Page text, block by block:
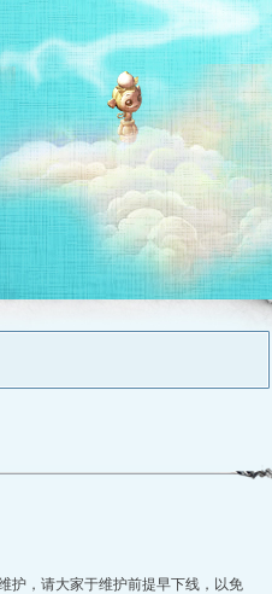
护，请大家于维护前提早下线，以免